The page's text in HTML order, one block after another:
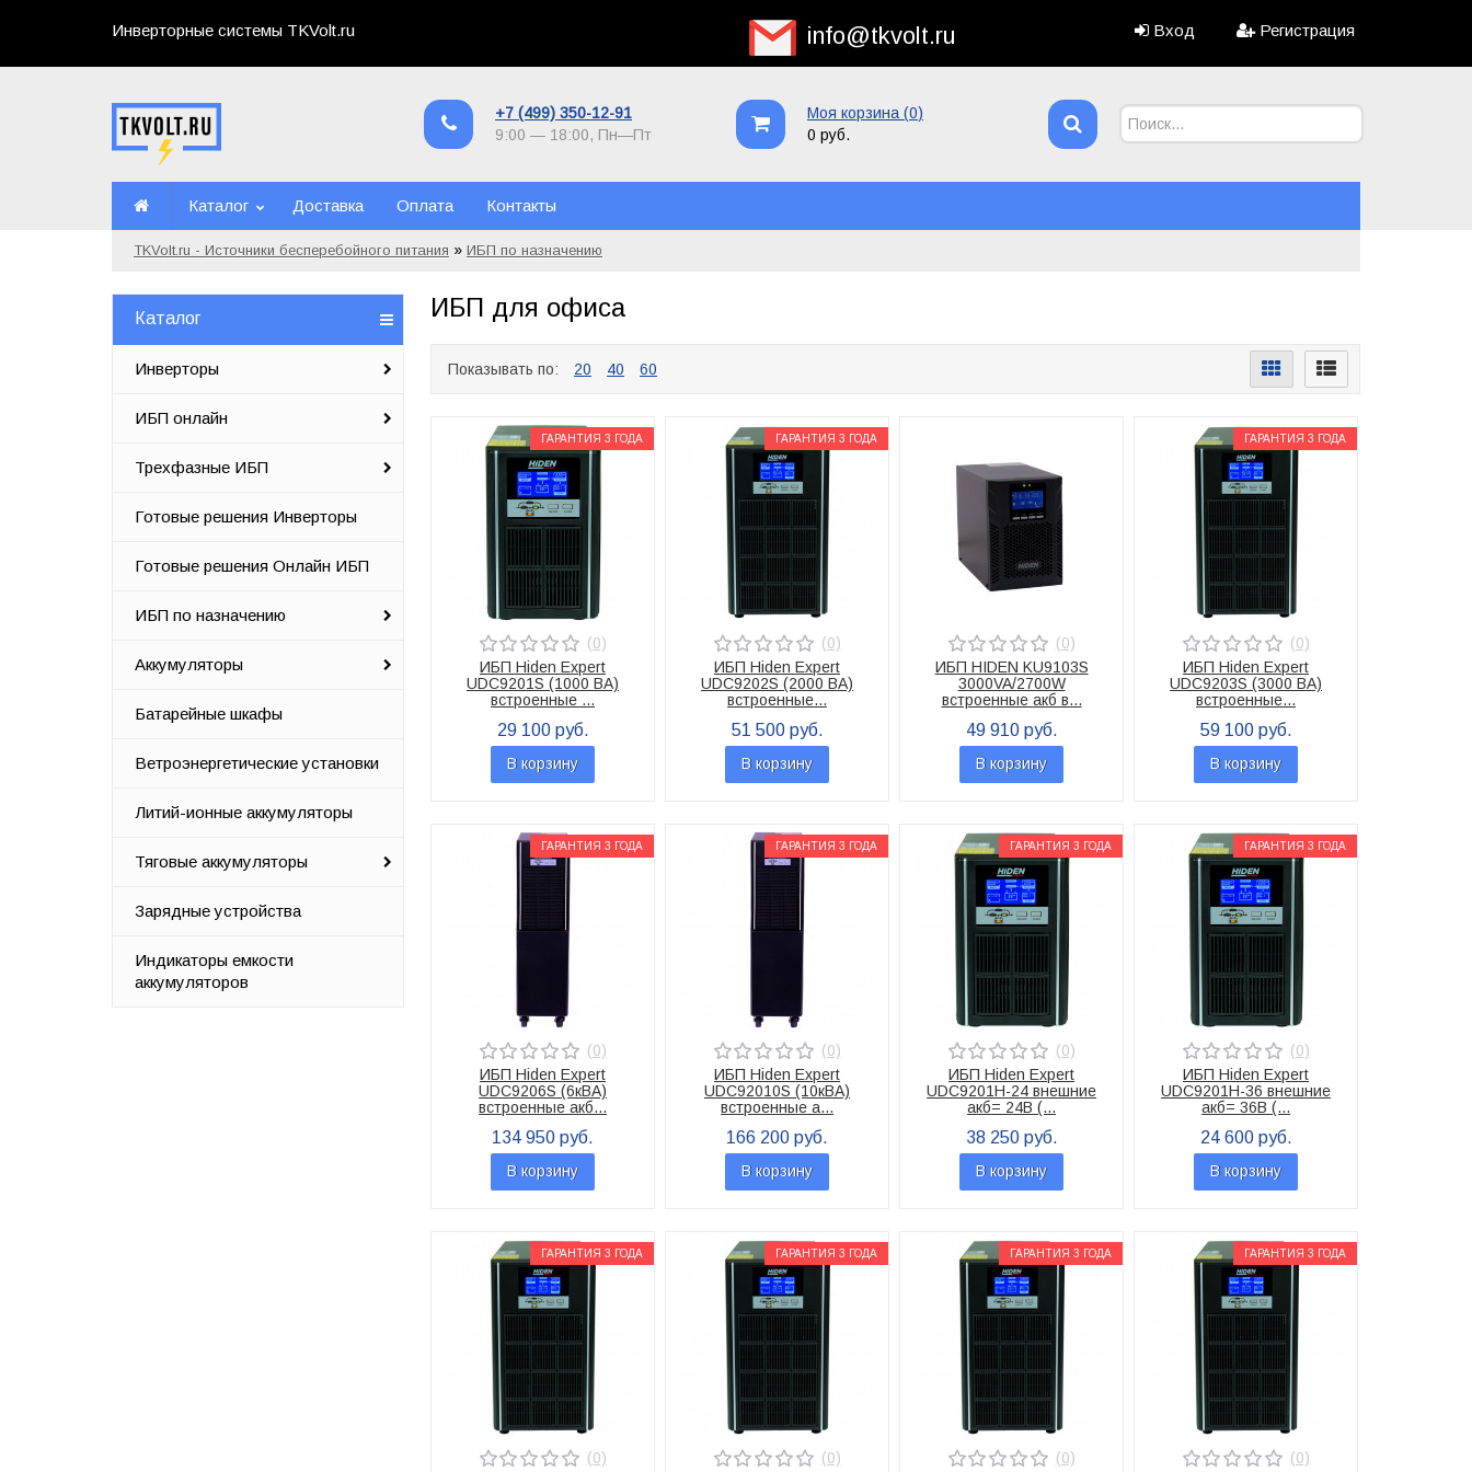
Инверторные системы TKVolt.ru info@tkvolt.ru Вход Регистрация
+7 (499) 350-12-91
9:00 — 18:00, Пн—Пт
Моя корзина (0)
0 руб.
Каталог Доставка Оплата Контакты
TKVolt.ru - Источники бесперебойного питания » ИБП по назначению
Каталог
Инверторы
ИБП онлайн
Трехфазные ИБП
Готовые решения Инверторы
Готовые решения Онлайн ИБП
ИБП по назначению
Аккумуляторы
Батарейные шкафы
Ветроэнергетические установки
Литий-ионные аккумуляторы
Тяговые аккумуляторы
Зарядные устройства
Индикаторы емкости
аккумуляторов
ИБП для офиса
Показывать по: 20 40 60
ГАРАНТИЯ 3 ГОДА
(0)
ИБП Hiden Expert
UDC9201S (1000 ВА)
встроенные ...
29 100 руб.
В корзину
ГАРАНТИЯ 3 ГОДА
(0)
ИБП Hiden Expert
UDC9202S (2000 ВА)
встроенные...
51 500 руб.
В корзину
(0)
ИБП HIDEN KU9103S
3000VA/2700W
встроенные акб в...
49 910 руб.
В корзину
ГАРАНТИЯ 3 ГОДА
(0)
ИБП Hiden Expert
UDC9203S (3000 ВА)
встроенные...
59 100 руб.
В корзину
ГАРАНТИЯ 3 ГОДА
(0)
ИБП Hiden Expert
UDC9206S (6кВА)
встроенные акб...
134 950 руб.
В корзину
ГАРАНТИЯ 3 ГОДА
(0)
ИБП Hiden Expert
UDC92010S (10кВА)
встроенные а...
166 200 руб.
В корзину
ГАРАНТИЯ 3 ГОДА
(0)
ИБП Hiden Expert
UDC9201H-24 внешние
акб= 24В (...
38 250 руб.
В корзину
ГАРАНТИЯ 3 ГОДА
(0)
ИБП Hiden Expert
UDC9201H-36 внешние
акб= 36В (...
24 600 руб.
В корзину
ГАРАНТИЯ 3 ГОДА
(0)
ГАРАНТИЯ 3 ГОДА
(0)
ГАРАНТИЯ 3 ГОДА
(0)
ГАРАНТИЯ 3 ГОДА
(0)